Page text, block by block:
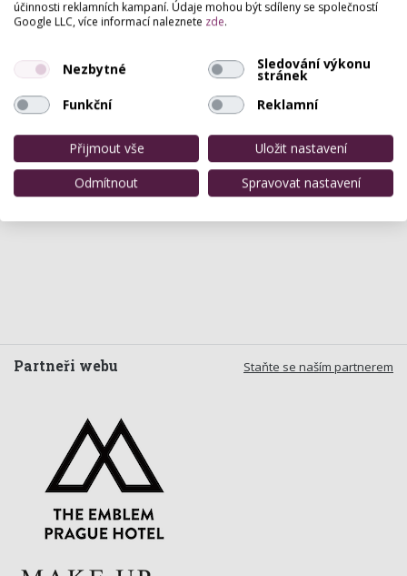
Staňte se naším partnerem
Partneři webu
účinnosti reklamních kampaní. Údaje mohou být sdíleny se společností
Google LLC, více informací naleznete zde.
Nezbytné Sledování výkonu
stránek
Funkční
Reklamní
Přijmout vše
Uložit nastavení
Odmítnout
Spravovat nastavení